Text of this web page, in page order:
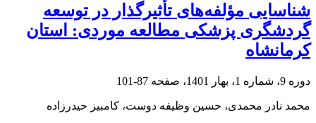
شناسایی مؤلفه‌های تأثیرگذار در توسعه
گردشگری پزشکی مطالعه موردی: استان
کرمانشاه
دوره 9، شماره 1، بهار 1401، صفحه 87-101
محمد نادر محمدی، حسین وظیفه دوست، کامبیز حیدرزاده